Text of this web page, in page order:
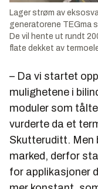
Lager strøm av
generatorene TEGma
De vil hente ut rundt
flate dekket av
– Da vi startet
mulighetene i
moduler som
vurderte da et
Skutteruditt. Men
marked, derfor
for applikasjoner